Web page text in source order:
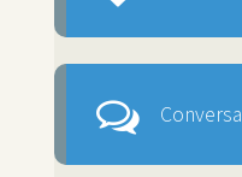
Conversa